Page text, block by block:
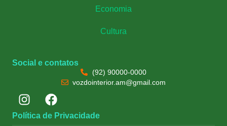
Economia
Cultura
Social e contatos
(92) 90000-0000
vozdointerior.am@gmail.com
Política de Privacidade